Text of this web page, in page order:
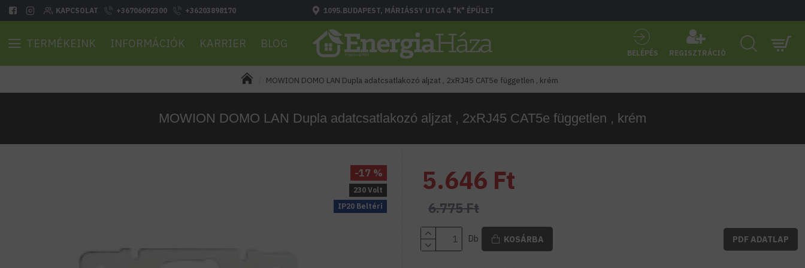
KAPCSOLAT +36706092300 +36203898170 1095.BUDAPEST, MÁRIÁSSY UTCA 4 "K" ÉPÜLET
TERMÉKEINK INFORMÁCIÓK KARRIER BLOG
BELÉPÉS REGISZTRÁCIÓ
MOWION DOMO LAN Dupla adatcsatlakozó aljzat , 2xRJ45 CAT5e független , krém
MOWION DOMO LAN Dupla adatcsatlakozó aljzat , 2xRJ45 CAT5e független , krém
IP20 Beltéri
230 Volt
-17 % 5.646 Ft
6.775 Ft
Db KOSÁRBA PDF ADATLAP